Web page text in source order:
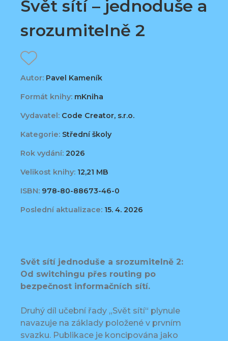
Svět sítí – jednoduše a
srozumitelně 2
Autor: Pavel Kameník
Formát knihy: mKniha
Vydavatel: Code Creator, s.r.o.
Kategorie: Střední školy
Rok vydání: 2026
Velikost knihy: 12,21 MB
ISBN: 978-80-88673-46-0
Poslední aktualizace: 15. 4. 2026
Svět sítí jednoduše a srozumitelně 2:
Od switchingu přes routing po
bezpečnost informačních sítí.
Druhý díl učební řady „Svět sítí“ plynule
navazuje na základy položené v prvním
svazku. Publikace je koncipována jako